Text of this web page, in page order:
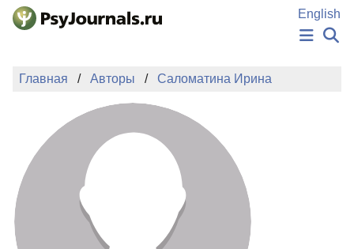
Перейти к основному содержанию
English
НОВОСТИ
АВТОРЫ
ПОДАТЬ РУКОПИСЬ
БАЗА ЗНАНИЙ
КЛЮЧЕВЫЕ СЛОВА
Регистрация
Главная Авторы Саломатина Ирина